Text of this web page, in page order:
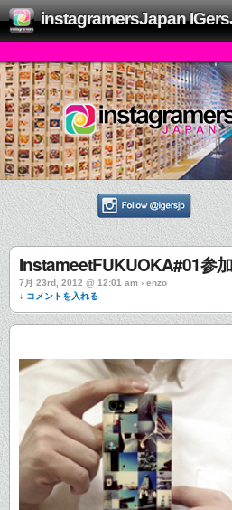
instagramersJapan
InstameetFUKUOKA#01参
7月 23rd, 2012 @ 12:01 am › enzo
↓ コメントを入れる